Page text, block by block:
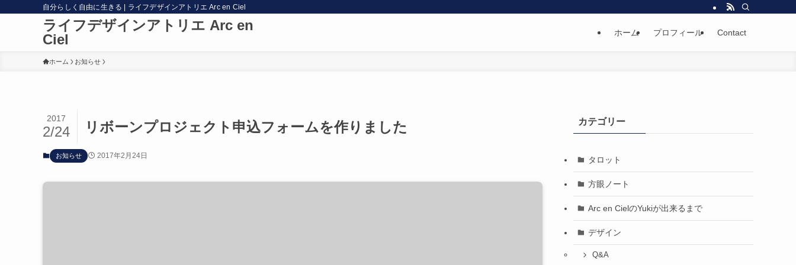
自分らしく自由に生きる | ライフデザインアトリエ Arc en Ciel
ライフデザインアトリエ Arc en
Ciel
ホーム プロフィール Contact
ホーム お知らせ
リボーンプロジェクト申込フォームを作りました
2017
2/24
お知らせ 2017年2月24日
カテゴリー
タロット
方眼ノート
Arc en CielのYukiが出来るまで
デザイン
Q&A